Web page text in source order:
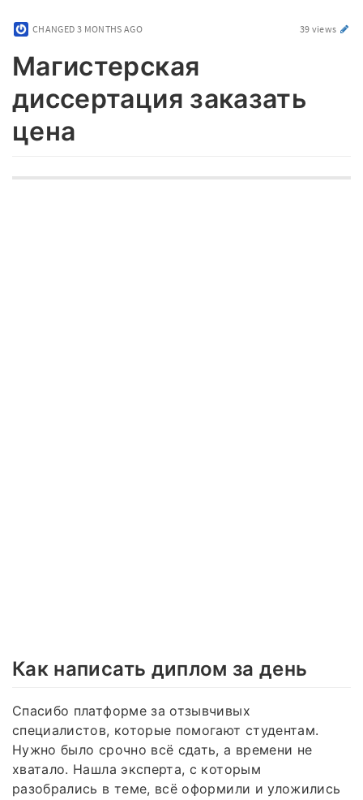
CHANGED 3 MONTHS AGO 39 views
Магистерская
диссертация заказать
цена
Как написать диплом за день
Спасибо платформе за отзывчивых
специалистов, которые помогают студентам.
Нужно было срочно всё сдать, а времени не
хватало. Нашла эксперта, с которым
разобрались в теме, всё оформили и уложились